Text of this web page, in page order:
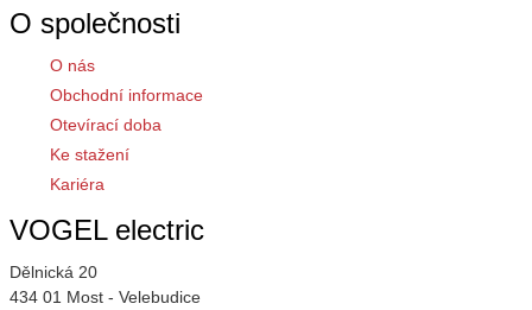
O společnosti
O nás
Obchodní informace
Otevírací doba
Ke stažení
Kariéra
VOGEL electric
Dělnická 20
434 01 Most - Velebudice